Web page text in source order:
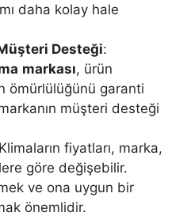
daha kolay hale
Desteği:
markası, ürün
ömürlülüğünü garanti
müşteri desteği
fiyatları, marka,
göre değişebilir.
ve ona uygun bir
önemlidir.